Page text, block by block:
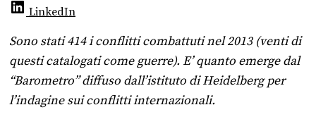
LinkedIn
Sono stati 414 i conflitti combattuti nel 2013 (venti di
questi catalogati come guerre). E’ quanto emerge dal
“Barometro” diffuso dall’istituto di Heidelberg per
l’indagine sui conflitti internazionali.